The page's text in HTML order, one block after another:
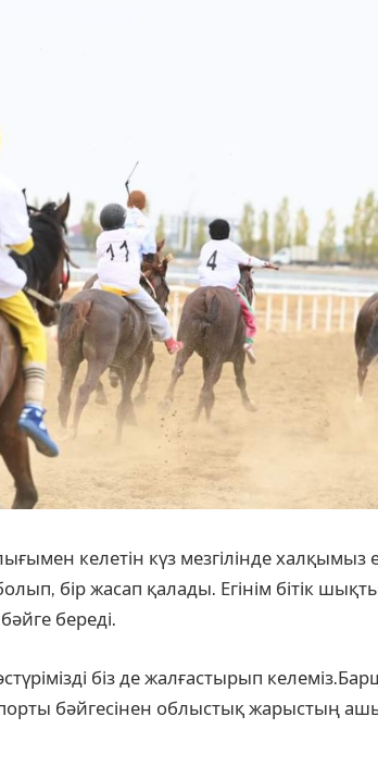
келетін күз мезгілінде халқымыз
бір жасап қалады. Егінім бітік
береді.
біз де жалғастырып
бәйгесінен облыстық жарыстың